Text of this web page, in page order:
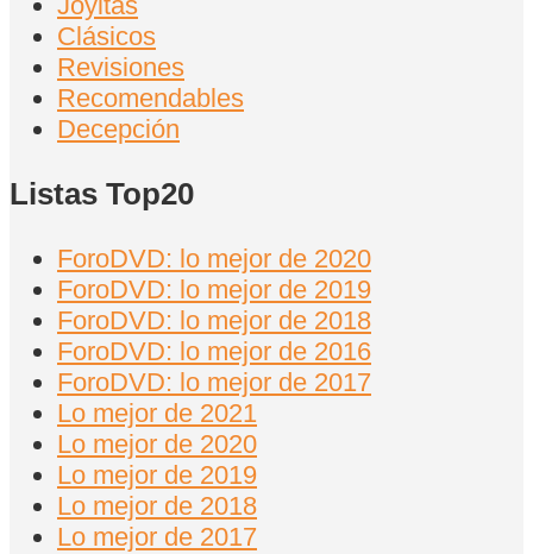
Clásicos
Revisiones
Recomendables
Decepción
Listas Top20
ForoDVD: lo mejor de 2020
ForoDVD: lo mejor de 2019
ForoDVD: lo mejor de 2018
ForoDVD: lo mejor de 2016
ForoDVD: lo mejor de 2017
Lo mejor de 2021
Lo mejor de 2020
Lo mejor de 2019
Lo mejor de 2018
Lo mejor de 2017